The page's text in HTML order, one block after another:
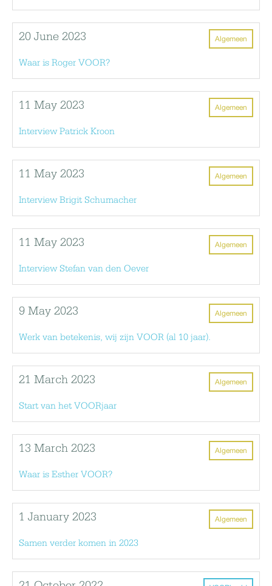
Algemeen
20 June 2023
Waar is Roger VOOR?
Algemeen
11 May 2023
Interview Patrick Kroon
Algemeen
11 May 2023
Interview Brigit Schumacher
Algemeen
11 May 2023
Interview Stefan van den Oever
Algemeen
9 May 2023
Werk van betekenis, wij zijn VOOR (al 10 jaar).
Algemeen
21 March 2023
Start van het VOORjaar
Algemeen
13 March 2023
Waar is Esther VOOR?
Algemeen
1 January 2023
Samen verder komen in 2023